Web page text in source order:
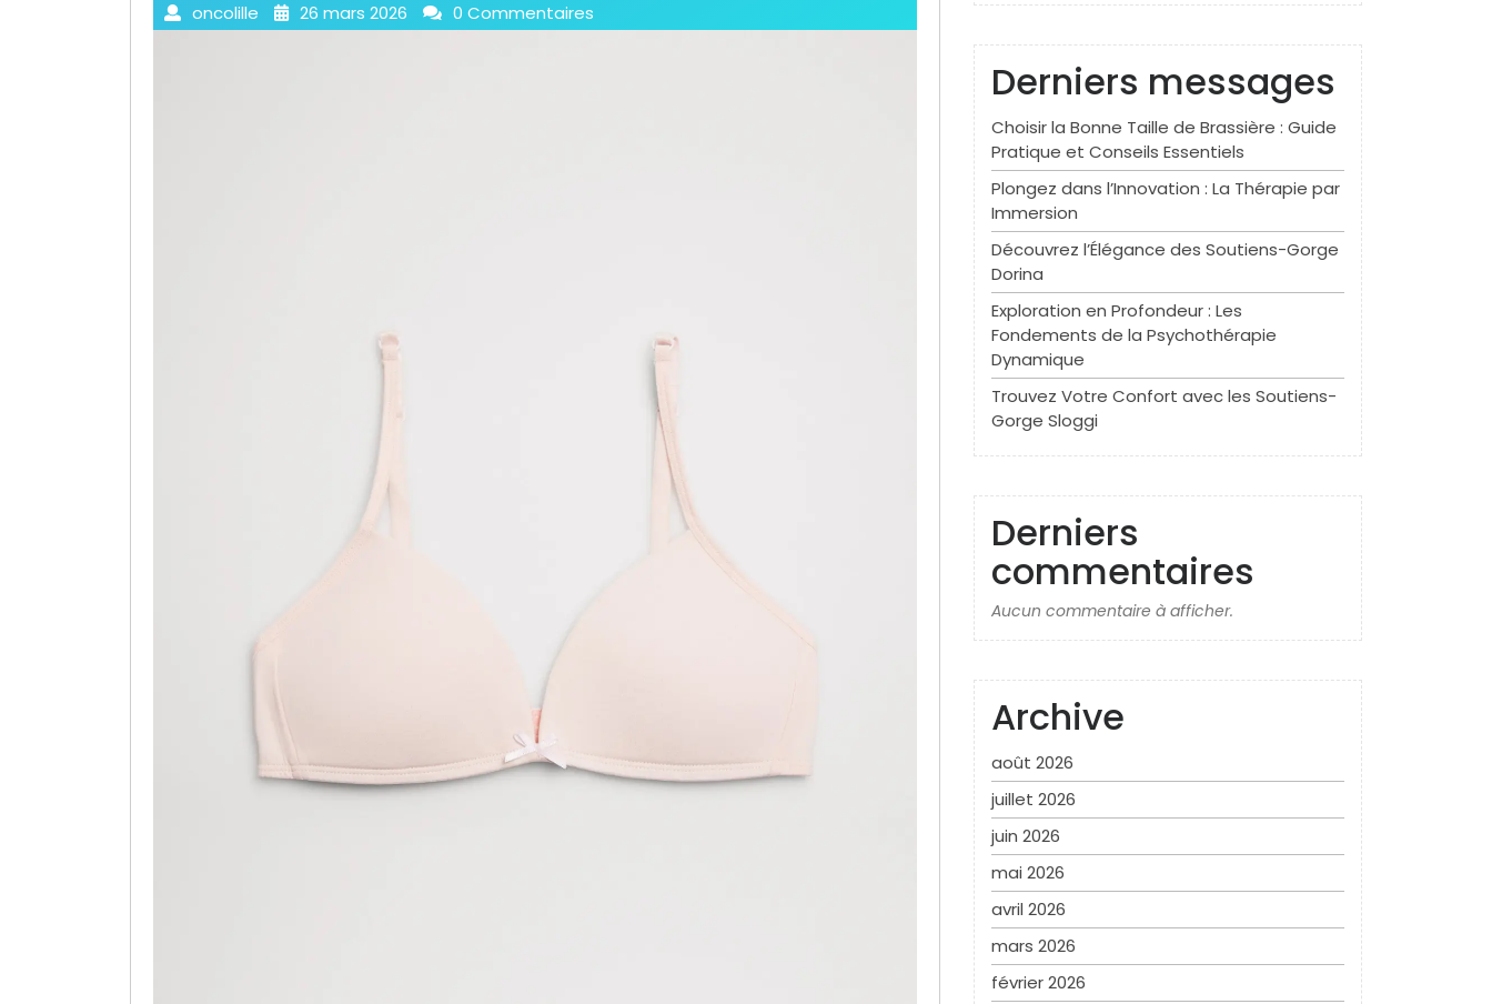
oncolille 26 mars 2026 0 Commentaires
Derniers messages
Choisir la Bonne Taille de Brassière : Guide
Pratique et Conseils Essentiels
Plongez dans l’Innovation : La Thérapie par
Immersion
Découvrez l’Élégance des Soutiens-Gorge
Dorina
Exploration en Profondeur : Les
Fondements de la Psychothérapie
Dynamique
Trouvez Votre Confort avec les Soutiens-
Gorge Sloggi
Derniers
commentaires
Aucun commentaire à afficher.
Archive
août 2026
juillet 2026
juin 2026
mai 2026
avril 2026
mars 2026
février 2026